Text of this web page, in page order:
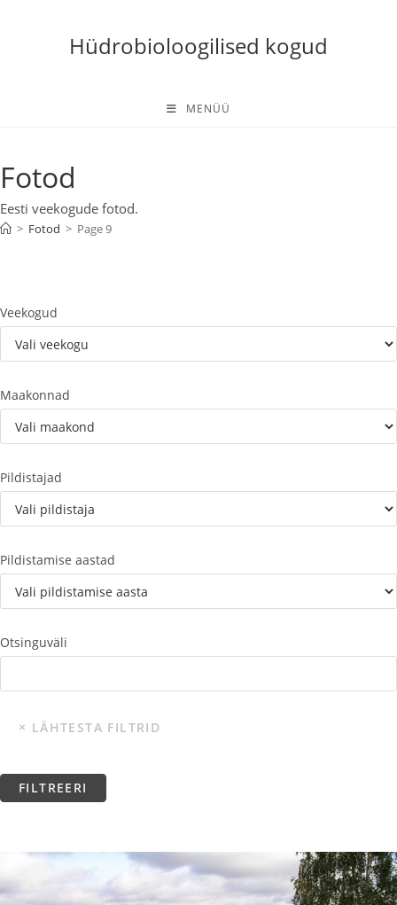
Hüdrobioloogilised kogud
MENÜÜ
Fotod
Eesti veekogude fotod.
> Fotod > Page 9
Veekogud
Maakonnad
Pildistajad
Pildistamise aastad
Otsinguväli